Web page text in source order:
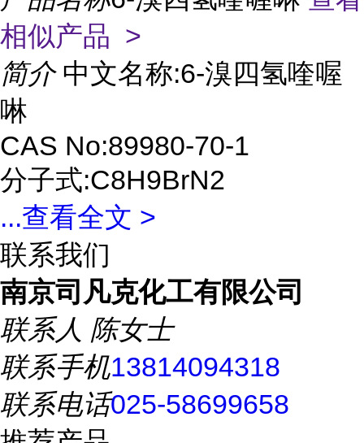
相似产品 >
简介 中文名称:6-溴四氢喹喔
啉
CAS No:89980-70-1
分子式:C8H9BrN2
...查看全文 >
联系我们
南京司凡克化工有限公司
联系人 陈女士
联系手机13814094318
联系电话025-58699658